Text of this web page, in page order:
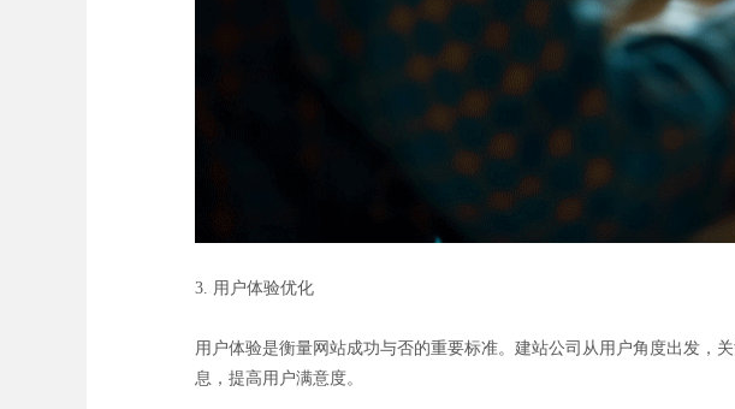
3. 用户体验优化
用户体验是衡量网站成功与否的重要标准。建站公司从用户角度出发，
息，提高用户满意度。